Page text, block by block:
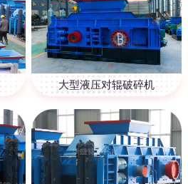
大型液压对辊破碎机